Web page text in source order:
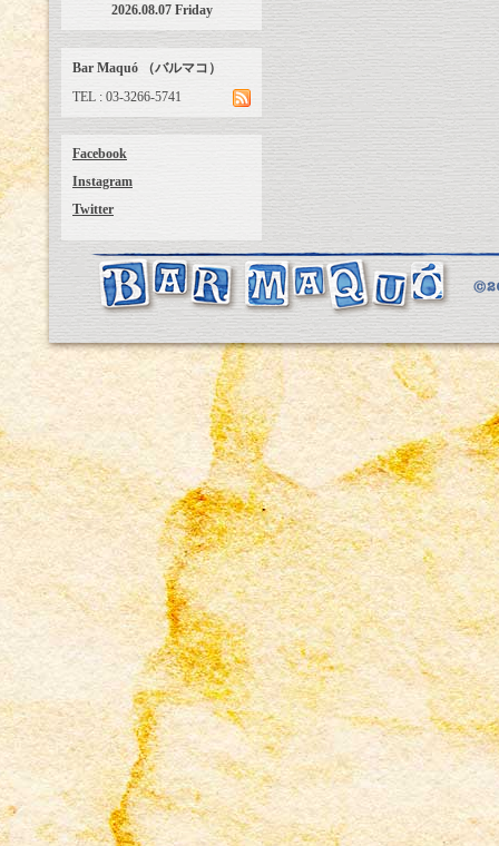
2026.08.07 Friday
Bar Maquó （バルマコ）
TEL : 03-3266-5741
Facebook
Instagram
Twitter